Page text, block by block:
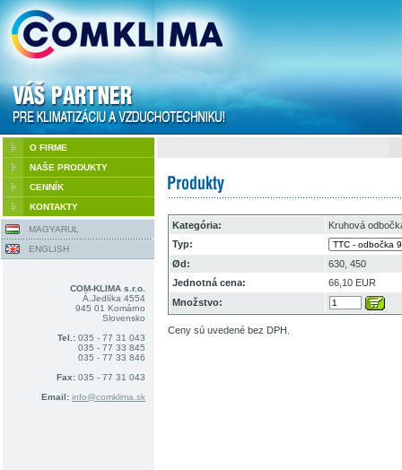
O FIRME
NAŠE PRODUKTY
CENNÍK
KONTAKTY
MAGYARUL
ENGLISH
COM-KLIMA s.r.o.
Á.Jedlíka 4554
945 01 Komárno
Slovensko
Tel.: 035 - 77 31 043
035 - 77 33 845
035 - 77 33 846
Fax: 035 - 77 31 043
Email: info@comklima.sk
Kategória:
Kruhová
Typ:
Ød:
630, 450
Jednotná cena:
66,10 EUR
Množstvo:
Ceny sú uvedené bez DPH.